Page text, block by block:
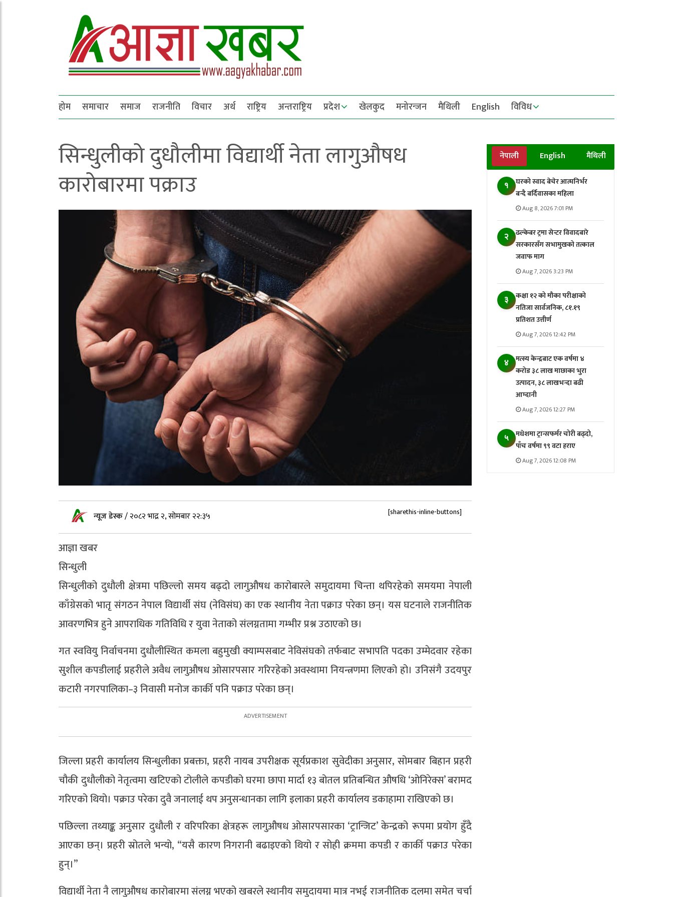
होम समाचार समाज राजनीति विचार अर्थ राष्ट्रिय अन्तराष्ट्रिय प्रदेश खेलकुद मनोरन्जन मैथिली English विविध
सिन्धुलीको दुधौलीमा विद्यार्थी नेता लागुऔषध
कारोबारमा पक्राउ
न्यूज डेस्क/२०८२ भाद्र २, सोमबार २२:३५ [sharethis-inline-buttons]
आज्ञा खबर
सिन्धुली
सिन्धुलीको दुधौली क्षेत्रमा पछिल्लो समय बढ्दो लागुऔषध कारोबारले समुदायमा चिन्ता थपिरहेको समयमा नेपाली
काँग्रेसको भातृ संगठन नेपाल विद्यार्थी संघ (नेविसंघ) का एक स्थानीय नेता पक्राउ परेका छन्। यस घटनाले राजनीतिक
आवरणभित्र हुने आपराधिक गतिविधि र युवा नेताको संलग्नतामा गम्भीर प्रश्न उठाएको छ।
गत स्ववियु निर्वाचनमा दुधौलीस्थित कमला बहुमुखी क्याम्पसबाट नेविसंघको तर्फबाट सभापति पदका उम्मेदवार रहेका
सुशील कपडीलाई प्रहरीले अवैध लागुऔषध ओसारपसार गरिरहेको अवस्थामा नियन्त्रणमा लिएको हो। उनिसंगै उदयपुर
कटारी नगरपालिका–३ निवासी मनोज कार्की पनि पक्राउ परेका छन्।
जिल्ला प्रहरी कार्यालय सिन्धुलीका प्रबक्ता, प्रहरी नायब उपरीक्षक सूर्यप्रकाश सुवेदीका अनुसार, सोमबार बिहान प्रहरी
चौकी दुधौलीको नेतृत्वमा खटिएको टोलीले कपडीको घरमा छापा मार्दा १३ बोतल प्रतिबन्धित औषधि ‘ओनिरेक्स’ बरामद
गरिएको थियो। पक्राउ परेका दुवै जनालाई थप अनुसन्धानका लागि इलाका प्रहरी कार्यालय डकाहामा राखिएको छ।
पछिल्ला तथ्याङ्क अनुसार दुधौली र वरिपरिका क्षेत्रहरू लागुऔषध ओसारपसारका ‘ट्रान्जिट’ केन्द्रको रूपमा प्रयोग हुँदै
आएका छन्। प्रहरी स्रोतले भन्यो, “यसै कारण निगरानी बढाइएको थियो र सोही क्रममा कपडी र कार्की पक्राउ परेका
हुन्।”
विद्यार्थी नेता नै लागुऔषध कारोबारमा संलग्न भएको खबरले स्थानीय समुदायमा मात्र नभई राजनीतिक दलमा समेत चर्चा
नेपाली English मैथिली
१
घरको स्वाद बेचेर आत्मनिर्भर
बन्दै बर्दिवासका महिला
Aug 8, 2026 7:01 PM
२
ढल्केबर ट्रमा सेन्टर विवादबारे
सरकारसँग सभामुखको तत्काल
जवाफ माग
Aug 7, 2026 3:23 PM
३
कक्षा १२ को मौका परीक्षाको
नतिजा सार्वजनिक, ८१.१९
प्रतिशत उत्तीर्ण
Aug 7, 2026 12:42 PM
४
मत्स्य केन्द्रबाट एक वर्षमा ४
करोड ३८ लाख माछाका भुरा
उत्पादन, ३८ लाखभन्दा बढी
आम्दानी
Aug 7, 2026 12:27 PM
५
मधेशमा ट्रान्सफर्मर चोरी बढ्दो,
पाँच वर्षमा ९९ वटा हराए
Aug 7, 2026 12:08 PM